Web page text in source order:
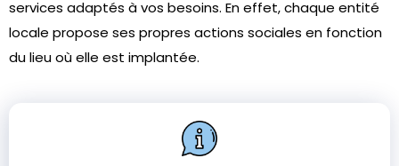
services adaptés à vos besoins. En effet, chaque entité
locale propose ses propres actions sociales en fonction
du lieu où elle est implantée.